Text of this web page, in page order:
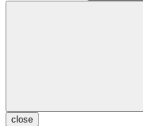
close